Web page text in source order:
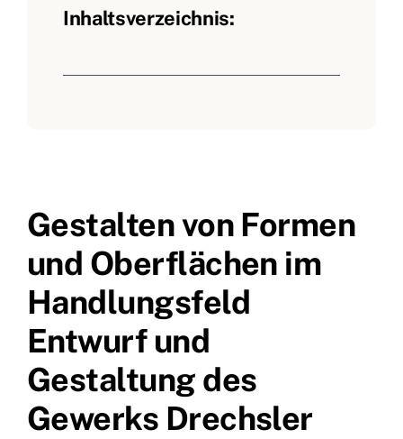
Inhaltsverzeichnis:
Gestalten von Formen
und Oberflächen im
Handlungsfeld
Entwurf und
Gestaltung des
Gewerks Drechsler